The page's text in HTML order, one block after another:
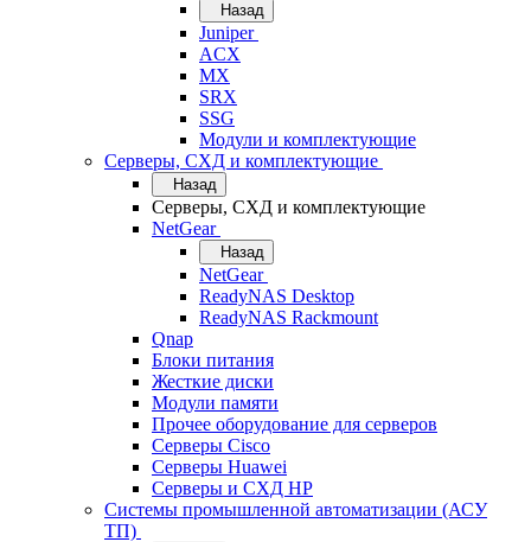
Назад
Juniper
ACX
MX
SRX
SSG
Модули и комплектующие
Серверы, СХД и комплектующие
Назад
Серверы, СХД и комплектующие
NetGear
Назад
NetGear
ReadyNAS Desktop
ReadyNAS Rackmount
Qnap
Блоки питания
Жесткие диски
Модули памяти
Прочее оборудование для серверов
Серверы Cisco
Серверы Huawei
Серверы и СХД HP
Системы промышленной автоматизации (АСУ
ТП)